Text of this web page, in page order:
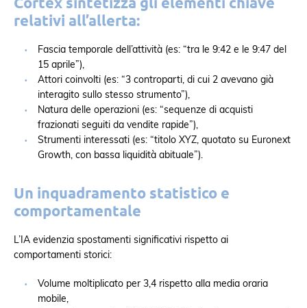
relativi all’allerta:
Fascia temporale dell’attività (es: “tra le 9:42 e le 9:47 del
15 aprile”),
Attori coinvolti (es: “3 controparti, di cui 2 avevano già
interagito sullo stesso strumento”),
Natura delle operazioni (es: “sequenze di acquisti
frazionati seguiti da vendite rapide”),
Strumenti interessati (es: “titolo XYZ, quotato su Euronext
Growth, con bassa liquidità abituale”).
Un inquadramento statistico e
comportamentale
L’IA evidenzia spostamenti significativi rispetto ai
comportamenti storici:
Volume moltiplicato per 3,4 rispetto alla media oraria
mobile,